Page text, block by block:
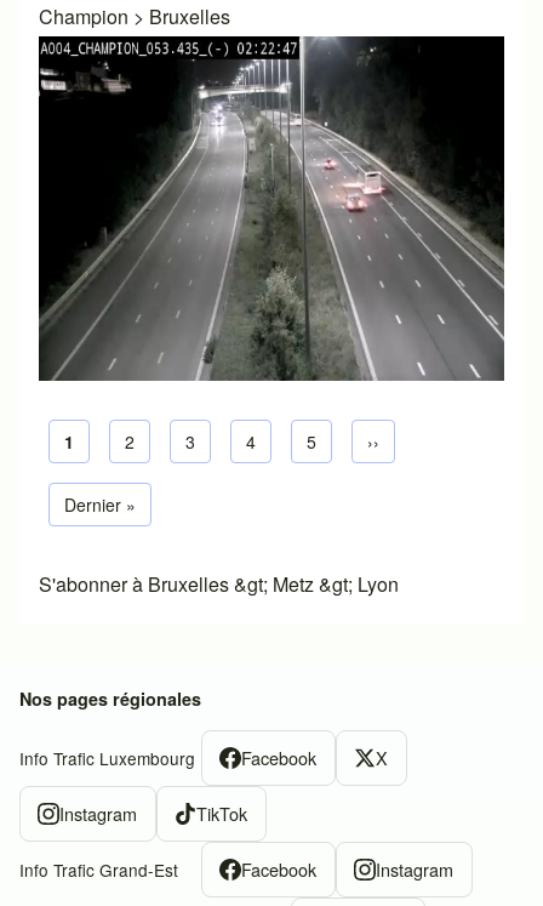
Champion > Bruxelles
Page courante
1 Page default
2 Page default
3 Page default
4 Page default
5 Next page
››
Dernière page
Dernier »
S'abonner à Bruxelles &gt; Metz &gt; Lyon
Nos pages régionales
Info Trafic Luxembourg Facebook X
Instagram TikTok
Info Trafic Grand-Est Facebook Instagram